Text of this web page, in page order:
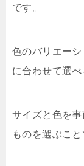
です。
色のバリエー
に合わせて選べ
サイズと色を
ものを選ぶこ